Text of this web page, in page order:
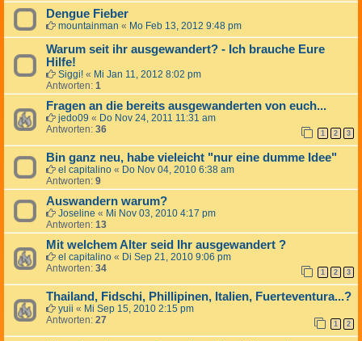
Dengue Fieber
mountainman « Mo Feb 13, 2012 9:48 pm
Warum seit ihr ausgewandert? - Ich brauche Eure
Hilfe!
Siggi! « Mi Jan 11, 2012 8:02 pm
Antworten: 1
Fragen an die bereits ausgewanderten von euch...
jedo09 « Do Nov 24, 2011 11:31 am
Antworten: 36 1 2 3
Bin ganz neu, habe vieleicht "nur eine dumme Idee"
el capitalino « Do Nov 04, 2010 6:38 am
Antworten: 9
Auswandern warum?
Joseline « Mi Nov 03, 2010 4:17 pm
Antworten: 13
Mit welchem Alter seid Ihr ausgewandert ?
el capitalino « Di Sep 21, 2010 9:06 pm
Antworten: 34 1 2 3
Thailand, Fidschi, Phillipinen, Italien, Fuerteventura...?
yuii « Mi Sep 15, 2010 2:15 pm
Antworten: 27 1 2